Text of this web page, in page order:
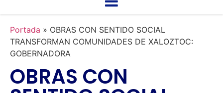
Portada » OBRAS CON SENTIDO SOCIAL
TRANSFORMAN COMUNIDADES DE XALOZTOC:
GOBERNADORA
OBRAS CON